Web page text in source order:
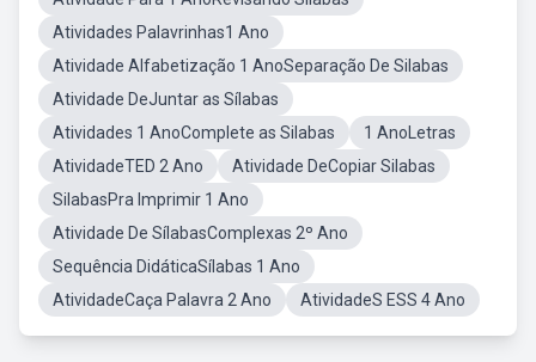
Atividades Palavrinhas1 Ano
Atividade Alfabetização 1 AnoSeparação De Silabas
Atividade DeJuntar as Sílabas
Atividades 1 AnoComplete as Silabas
1 AnoLetras
AtividadeTED 2 Ano
Atividade DeCopiar Silabas
SilabasPra Imprimir 1 Ano
Atividade De SílabasComplexas 2º Ano
Sequência DidáticaSílabas 1 Ano
AtividadeCaça Palavra 2 Ano
AtividadeS ESS 4 Ano